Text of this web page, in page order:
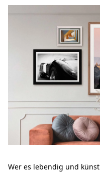
Wer es lebendig und